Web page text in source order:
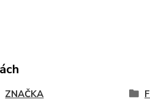
ZNAČKA